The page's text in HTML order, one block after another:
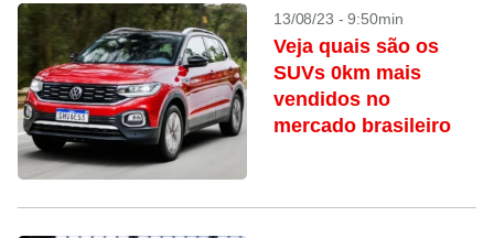
13/08/23 - 9:50min
Veja quais são os
SUVs 0km mais
vendidos no
mercado brasileiro